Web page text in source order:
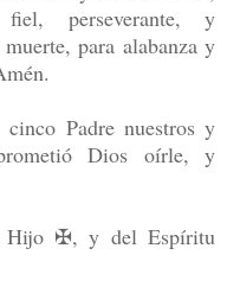
fiel, perseverante, y
para alabanza y
Padre nuestros y
Dios oírle, y
Hijo ✠, y del Espíritu